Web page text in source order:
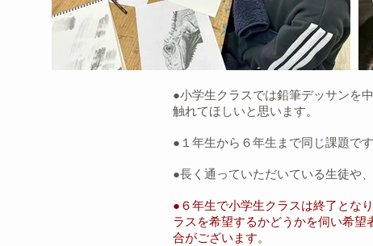
●小学生クラスでは鉛筆デッサンを
触れてほしいと思います。
●１年生から６年生まで同じ課題で
●長く通っていただいている生徒や
●６年生で小学生クラスは終了とな
ラスを希望するかどうかを伺い希
合がございます。